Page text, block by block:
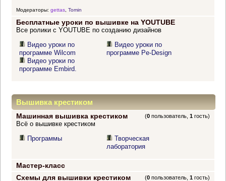
Модераторы: gettas, Tomin
Бесплатные уроки по вышивке на YOUTUBE
Все ролики с YOUTUBE по созданию дизайнов
Видео уроки по
программе Wilcom
Видео уроки по
программе Embird.
Видео уроки по
программе Pe-Design
Вышивка крестиком
Машинная вышивка крестиком (0 пользователь,1 гость)
Всё о вышивке крестиком
Программы
Творческая
лаборатория
Мастер-класс
Схемы для вышивки крестиком
(0 пользователь,1 гость)